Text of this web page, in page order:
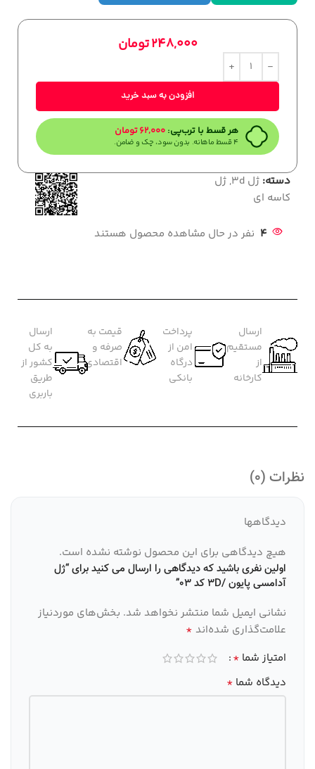
248,000تومان
افزودن به سبد خرید
هر قسط با ترب‌پی: 62,000تومان
۴ قسط ماهانه. بدون سود، چک و ضامن.
دسته: ژل 3d , ژل
کاسه ای
4 نفر در حال مشاهده محصول هستند
ارسال
مستقیم
از
کارخانه
پرداخت
امن از
درگاه
بانکی
قیمت به
صرفه و
اقتصادی
ارسال
به کل
کشور از
طریق
باربری
نظرات (0)
دیدگاهها
هیچ دیدگاهی برای این محصول نوشته نشده است.
اولین نفری باشید که دیدگاهی را ارسال می کنید برای “ژل
آدامسی پایون /3D کد 03”
نشانی ایمیل شما منتشر نخواهد شد. بخش‌های موردنیاز
علامت‌گذاری شده‌اند *
امتیاز شما *
دیدگاه شما *